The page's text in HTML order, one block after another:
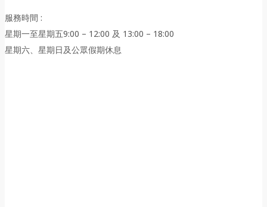
服務時間 :
星期一至星期五9:00 – 12:00 及 13:00 – 18:00
星期六、星期日及公眾假期休息